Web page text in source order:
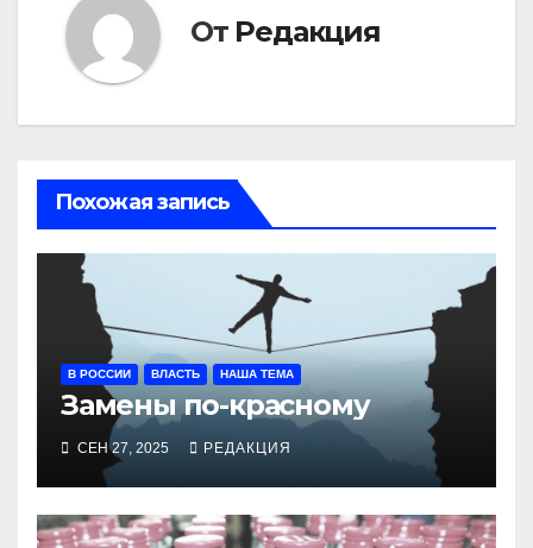
От Редакция
Похожая запись
В РОССИИ ВЛАСТЬ НАША ТЕМА
Замены по-красному
СЕН 27, 2025 РЕДАКЦИЯ